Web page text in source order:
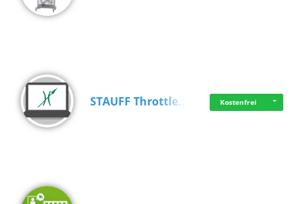
STAUFF Throttle… Kostenfrei